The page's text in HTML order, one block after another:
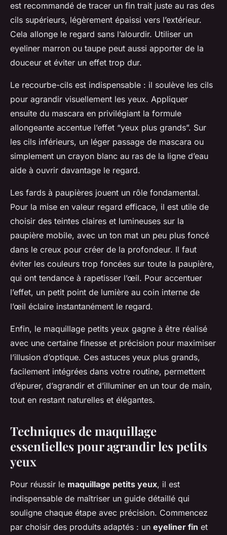
est recommandé de tracer un fin trait juste au ras des
cils supérieurs, légèrement épaissi vers l’extérieur.
Cela allonge le regard sans l’alourdir. Utiliser un
eyeliner marron ou taupe peut aussi apporter de la
douceur et éviter un effet trop dur.
Le recourbe-cils est indispensable : il soulève les cils
pour agrandir visuellement les yeux. Appliquer
ensuite du mascara en privilégiant la formule
allongeante accentue l’effet “yeux plus grands”. Sur
les cils inférieurs, un léger passage de mascara ou
simplement un crayon blanc au ras de la ligne d’eau
aide à ouvrir davantage le regard.
Les fards à paupières jouent un rôle fondamental.
Pour la mise en valeur regard efficace, il est utile de
choisir des teintes claires et lumineuses sur la
paupière mobile, avec un ton mat un peu plus foncé
dans le creux pour créer de la profondeur. Il faut
éviter les couleurs trop foncées sur toute la paupière,
qui ont tendance à rapetisser l’œil. Pour accentuer
l’effet, un petit point de lumière au coin interne de
l’œil éclaire instantanément le regard.
Enfin, le maquillage petits yeux gagne à être réalisé
avec une certaine finesse et précision pour maximiser
l’illusion d’optique. Ces astuces yeux plus grands,
facilement intégrées dans votre routine, permettent
d’épurer, d’agrandir et d’illuminer en un tour de main,
tout en restant naturelles et élégantes.
Techniques de maquillage
essentielles pour agrandir les petits
yeux
Pour réussir le maquillage petits yeux, il est
indispensable de maîtriser un guide détaillé qui
souligne chaque étape avec précision. Commencez
par choisir des produits adaptés : un eyeliner fin et